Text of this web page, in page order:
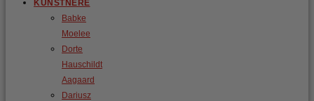
KUNSTNERE
Babke
Moelee
Dorte
Hauschildt
Aagaard
Dariusz